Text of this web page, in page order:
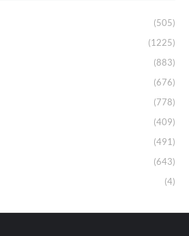
(505)
(1225)
(883)
(676)
(778)
(409)
(491)
(643)
(4)